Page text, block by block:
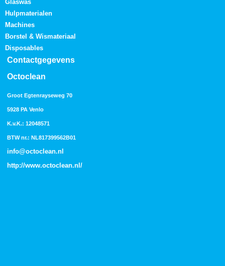
Glaswas
Hulpmaterialen
Machines
Borstel & Wismateriaal
Disposables
Contactgegevens
Octoclean
Groot Egtenrayseweg 70
5928 PA Venlo
K.v.K.: 12048571
BTW nr.: NL817399562B01
info@octoclean.nl
http://www.octoclean.nl /